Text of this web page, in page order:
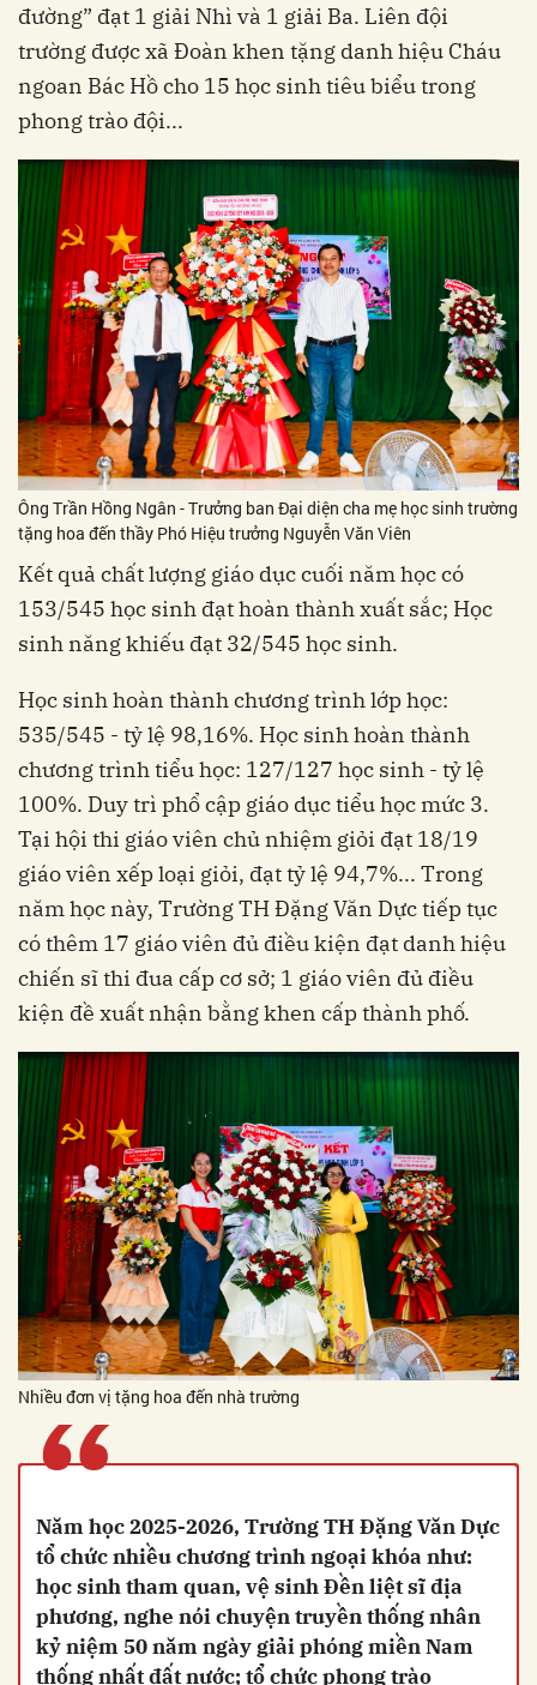
đường” đạt 1 giải Nhì và 1 giải Ba. Liên đội
trường được xã Đoàn khen tặng danh hiệu Cháu
ngoan Bác Hồ cho 15 học sinh tiêu biểu trong
phong trào đội...
Ông Trần Hồng Ngân - Trưởng ban Đại diện cha mẹ học sinh trường
tặng hoa đến thầy Phó Hiệu trưởng Nguyễn Văn Viên
Kết quả chất lượng giáo dục cuối năm học có
153/545 học sinh đạt hoàn thành xuất sắc; Học
sinh năng khiếu đạt 32/545 học sinh.
Học sinh hoàn thành chương trình lớp học:
535/545 - tỷ lệ 98,16%. Học sinh hoàn thành
chương trình tiểu học: 127/127 học sinh - tỷ lệ
100%. Duy trì phổ cập giáo dục tiểu học mức 3.
Tại hội thi giáo viên chủ nhiệm giỏi đạt 18/19
giáo viên xếp loại giỏi, đạt tỷ lệ 94,7%... Trong
năm học này, Trường TH Đặng Văn Dực tiếp tục
có thêm 17 giáo viên đủ điều kiện đạt danh hiệu
chiến sĩ thi đua cấp cơ sở; 1 giáo viên đủ điều
kiện đề xuất nhận bằng khen cấp thành phố.
Nhiều đơn vị tặng hoa đến nhà trường
“
Năm học 2025-2026, Trường TH Đặng Văn Dực
tổ chức nhiều chương trình ngoại khóa như:
học sinh tham quan, vệ sinh Đền liệt sĩ địa
phương, nghe nói chuyện truyền thống nhân
kỷ niệm 50 năm ngày giải phóng miền Nam
thống nhất đất nước; tổ chức phong trào